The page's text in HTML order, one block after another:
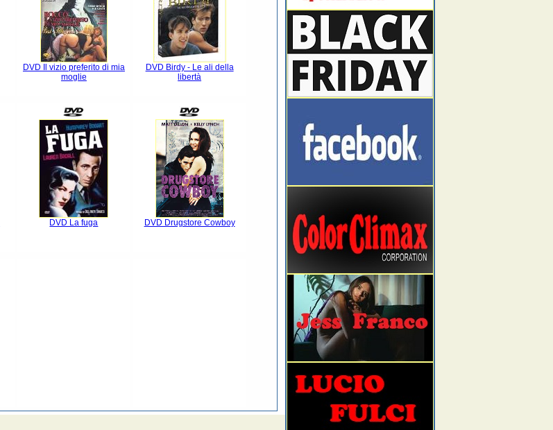
DVD Il vizio preferito di mia
moglie
DVD Birdy - Le ali della
libertà
DVD La fuga DVD Drugstore Cowboy